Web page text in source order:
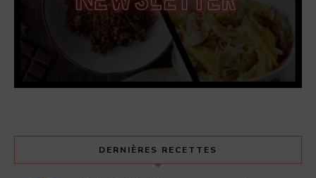
DERNIÈRES RECETTES